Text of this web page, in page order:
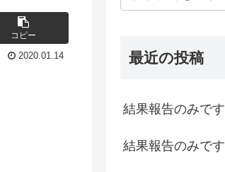
コピー
2020.01.14 最近の投稿
結果報告のみです
結果報告のみです